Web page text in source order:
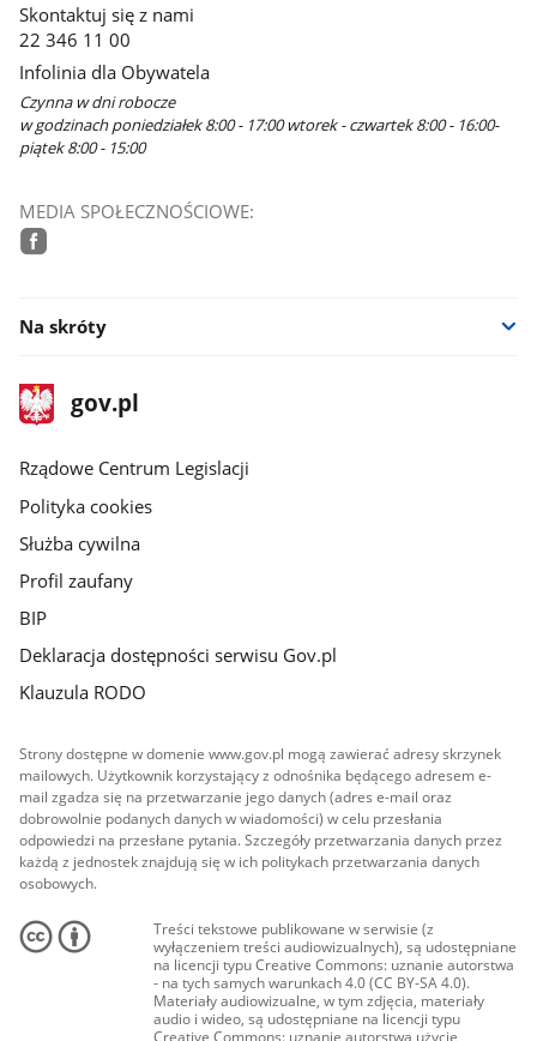
Skontaktuj się z nami
22 346 11 00
Infolinia dla Obywatela
Czynna w dni robocze
w godzinach poniedziałek 8:00 - 17:00 wtorek - czwartek 8:00 - 16:00-
piątek 8:00 - 15:00
MEDIA SPOŁECZNOŚCIOWE:
Na skróty
stopka
gov.plStrona
gov.pl
Rządowe Centrum Legislacji
Polityka cookies
Służba cywilna
Profil zaufany
BIP
Deklaracja dostępności serwisu Gov.pl
Klauzula RODO
Strony dostępne w domenie www.gov.pl mogą zawierać adresy skrzynek
mailowych. Użytkownik korzystający z odnośnika będącego adresem e-
mail zgadza się na przetwarzanie jego danych (adres e-mail oraz
dobrowolnie podanych danych w wiadomości) w celu przesłania
odpowiedzi na przesłane pytania. Szczegóły przetwarzania danych przez
każdą z jednostek znajdują się w ich politykach przetwarzania danych
osobowych.
Treści tekstowe publikowane w serwisie (z
wyłączeniem treści audiowizualnych), są udostępniane
na licencji typu Creative Commons: uznanie autorstwa
- na tych samych warunkach 4.0 (CC BY-SA 4.0).
Materiały audiowizualne, w tym zdjęcia, materiały
audio i wideo, są udostępniane na licencji typu
Creative Commons: uznanie autorstwa użycie